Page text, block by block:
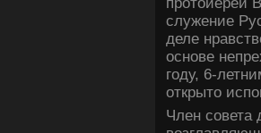
служение
де­ле
основе­
году, 6-
открыто
Член сове­та